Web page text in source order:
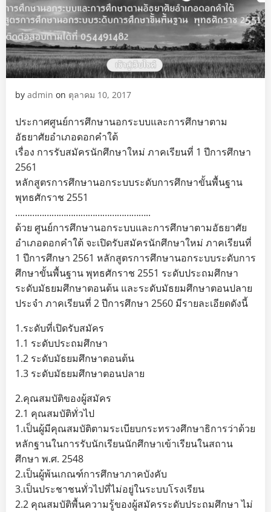
by admin on ตุลาคม 10, 2017
ประกาศศูนย์การศึกษานอกระบบและการศึกษาตาม
อัธยาศัยอำเภอดอกคำใต้
เรื่อง การรับสมัครนักศึกษาใหม่ ภาคเรียนที่ 1 ปีการศึกษา
2561
หลักสูตรการศึกษานอกระบบระดับการศึกษาขั้นพื้นฐาน
พุทธศักราช 2551
………………………………………………..
ด้วย ศูนย์การศึกษานอกระบบและการศึกษาตามอัธยาศัย
อำเภอดอกคำใต้ จะเปิดรับสมัครนักศึกษาใหม่ ภาคเรียนที่
1 ปีการศึกษา 2561 หลักสูตรการศึกษานอกระบบระดับการ
ศึกษาขั้นพื้นฐาน พุทธศักราช 2551 ระดับประถมศึกษา
ระดับมัธยมศึกษาตอนต้น และระดับมัธยมศึกษาตอนปลาย
ประจำ ภาคเรียนที่ 2 ปีการศึกษา 2560 มีรายละเอียดดังนี้
1.ระดับที่เปิดรับสมัคร
1.1 ระดับประถมศึกษา
1.2 ระดับมัธยมศึกษาตอนต้น
1.3 ระดับมัธยมศึกษาตอนปลาย
2.คุณสมบัติของผู้สมัคร
2.1 คุณสมบัติทั่วไป
1.เป็นผู้มีคุณสมบัติตามระเบียบกระทรวงศึกษาธิการว่าด้วย
หลักฐานในการรับนักเรียนนักศึกษาเข้าเรียนในสถาน
ศึกษา พ.ศ. 2548
2.เป็นผู้พ้นเกณฑ์การศึกษาภาคบังคับ
3.เป็นประชาชนทั่วไปที่ไม่อยู่ในระบบโรงเรียน
2.2 คุณสมบัติพื้นความรู้ของผู้สมัครระดับประถมศึกษา ไม่